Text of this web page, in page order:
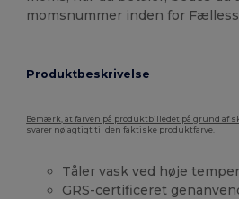
momsnummer inden for
Produktbeskrivelse
Bemærk, at farven på produktbilledet på grund
svarer nøjagtigt til den faktiske produktfarve.
Tåler vask ved høje
GRS-certificeret